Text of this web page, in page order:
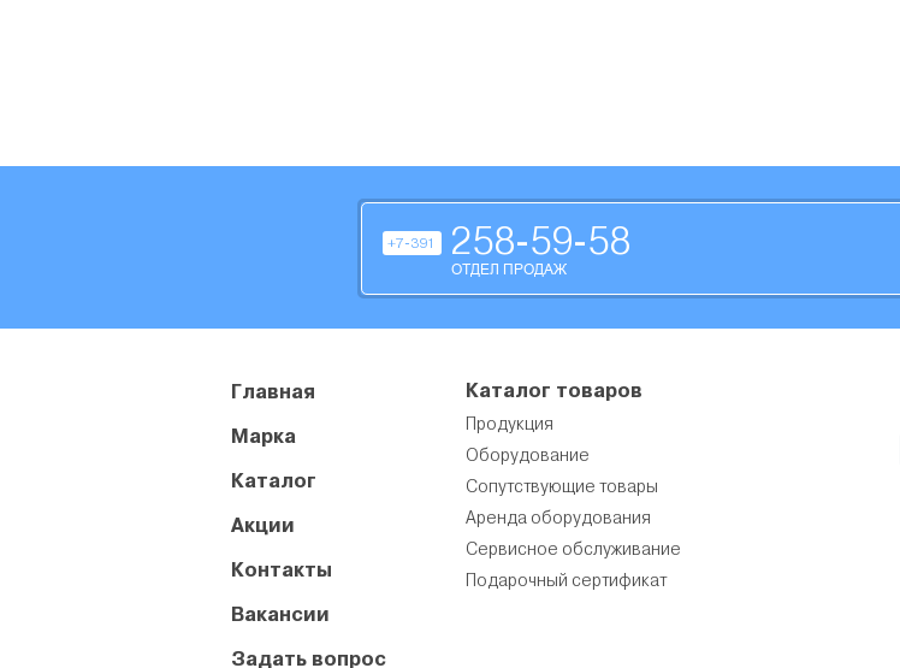
+7-391 258-59-58
ОТДЕЛ ПРОДАЖ
Главная
Марка
Каталог
Акции
Контакты
Вакансии
Задать вопрос
Каталог товаров
Продукция
Оборудование
Сопутствующие товары
Аренда оборудования
Сервисное обслуживание
Подарочный сертификат